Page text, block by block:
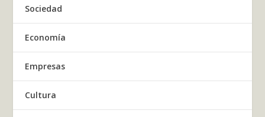
Sociedad
Economía
Empresas
Cultura